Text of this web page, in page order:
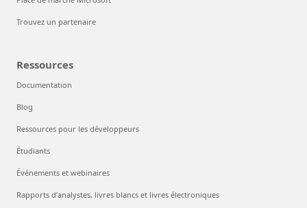
Solutions
Ressources pour accélérer la croissance
Support
Partenaires
Entreprises de développement de logiciels
Place de marché Microsoft
Trouvez un partenaire